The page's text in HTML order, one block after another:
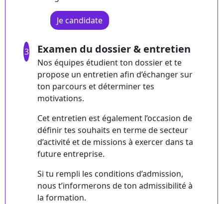
Je candidate
3 Examen du dossier & entretien
Nos équipes étudient ton dossier et te
propose un entretien afin d’échanger sur
ton parcours et déterminer tes
motivations.
Cet entretien est également l’occasion de
définir tes souhaits en terme de secteur
d’activité et de missions à exercer dans ta
future entreprise.
Si tu rempli les conditions d’admission,
nous t’informerons de ton admissibilité à
la formation.